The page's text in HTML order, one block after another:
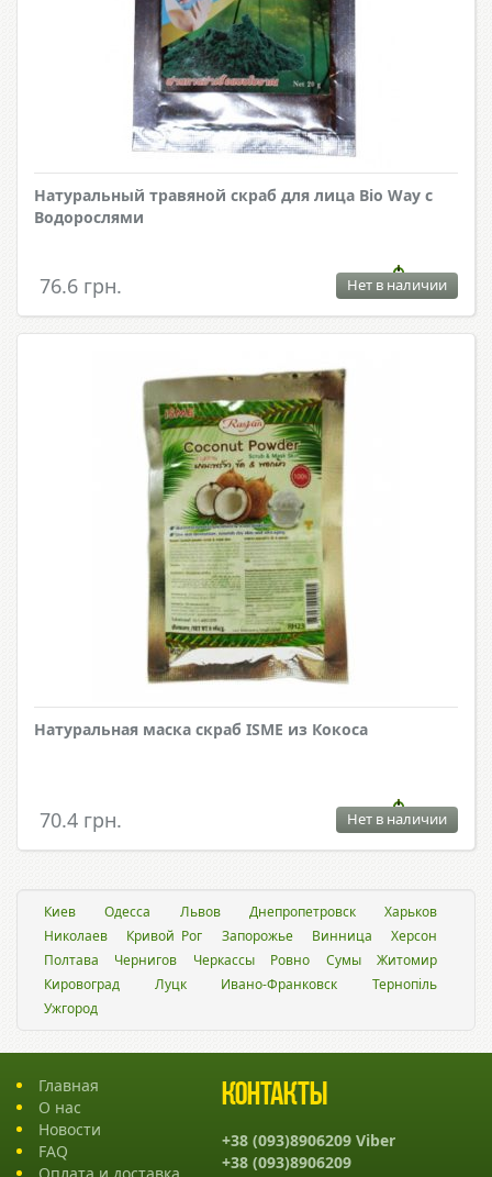
Натуральный травяной скраб для лица Bio Way с
Водорослями
76.6 грн. Нет в наличии
Натуральная маска скраб ISME из Кокоса
70.4 грн. Нет в наличии
Киев Одесса Львов Днепропетровск
Харьков
Николаев
Кривой Рог Запорожье Винница
Херсон
Полтава
Чернигов Черкассы Ровно Сумы
Житомир
Кировоград
Луцк Ивано-Франковск
Тернопіль
Ужгород
Главная
О нас
Новости
FAQ
Оплата и доставка
Контакты
+38 (093)8906209 Viber
+38 (093)8906209